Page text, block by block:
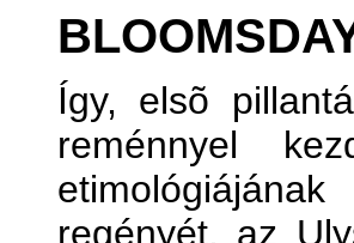
Így, elsõ
reménnyel
regényét, az